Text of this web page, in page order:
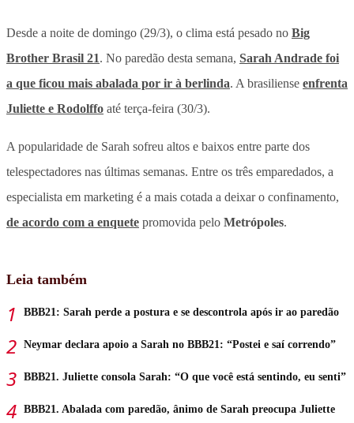
Desde a noite de domingo (29/3), o clima está pesado no Big
Brother Brasil 21. No paredão desta semana, Sarah Andrade foi
a que ficou mais abalada por ir à berlinda. A brasiliense enfrenta
Juliette e Rodolffo até terça-feira (30/3).
A popularidade de Sarah sofreu altos e baixos entre parte dos
telespectadores nas últimas semanas. Entre os três emparedados, a
especialista em marketing é a mais cotada a deixar o confinamento,
de acordo com a enquete promovida pelo Metrópoles.
Leia também
BBB21: Sarah perde a postura e se descontrola após ir ao paredão
Neymar declara apoio a Sarah no BBB21: “Postei e saí correndo”
BBB21. Juliette consola Sarah: “O que você está sentindo, eu senti”
BBB21. Abalada com paredão, ânimo de Sarah preocupa Juliette